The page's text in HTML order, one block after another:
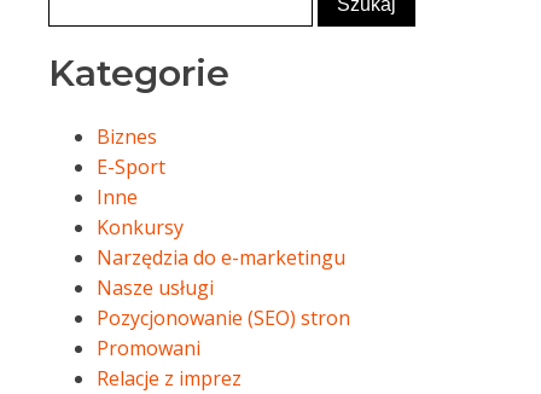
Kategorie
Biznes
E-Sport
Inne
Konkursy
Narzędzia do e-marketingu
Nasze usługi
Pozycjonowanie (SEO) stron
Promowani
Relacje z imprez